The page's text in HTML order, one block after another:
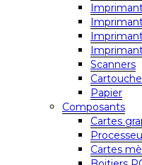
Scanners
Papier
Composants
Cartes
Cartes